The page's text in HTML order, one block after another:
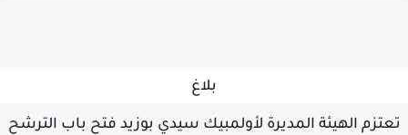
بلاغ
الهيئة المديرة لأولمبيك سيدي بوزيد فتح باب الترشح